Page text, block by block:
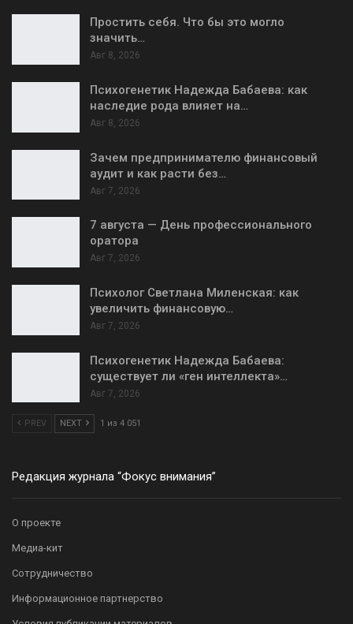
Простить себя. Что бы это могло
значить…
Авг 8, 2026
Психогенетик Надежда Бабаева: как
наследие рода влияет на…
Авг 8, 2026
Зачем предпринимателю финансовый
аудит и как расти без…
Авг 7, 2026
7 августа — День профессионального
оратора
Авг 7, 2026
Психолог Светлана Миленская: как
увеличить финансовую…
Авг 7, 2026
Психогенетик Надежда Бабаева:
существует ли «ген интеллекта»…
Авг 7, 2026
PREV NEXT 1 из 4 051
Редакция журнала “Фокус внимания”
О проекте
Медиа-кит
Сотрудничество
Информационное партнерство